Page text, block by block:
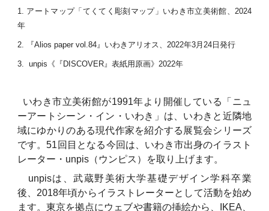
1. アートマップ「てくてく彫刻マップ」いわき市立美術館、2024
年
2. 『Alios paper vol.84』いわきアリオス、2022年3月24日発行
3. unpis《『DISCOVER』表紙用原画》2022年
いわき市立美術館が1991年より開催している「ニュ
ーアートシーン・イン・いわき」は、いわきと近隣地
域にゆかりのある現代作家を紹介する展覧会シリーズ
です。51回目となる今回は、いわき市出身のイラスト
レーター・unpis（ウンピス）を取り上げます。
unpisは、武蔵野美術大学基礎デザイン学科卒業
後、2018年頃からイラストレーターとして活動を始め
ます。東京を拠点にウェブや書籍の挿絵から、IKEA、